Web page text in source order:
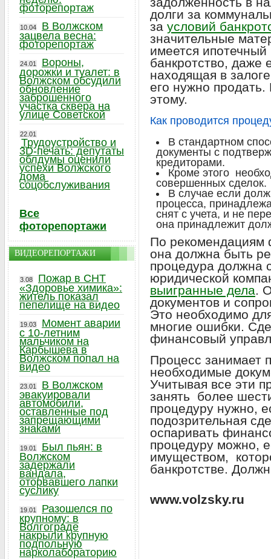
долги за
за условий
значительные
имеется
банкротство, даже
находящая в
его нужно
этому.
Как проводится
В стандартном
документы с
кредиторами.
Кроме этого
совершенных сделок.
В случае если
процесса,
снят с учета, и не
она принадлежит
По рекомендациям
она должна быть
процедура должна
юридической
выигранные дела.
документов и
Это необходимо
многие ошибки.
финансовый
Процесс занимает
необходимые
Учитывая все эти
занять более
процедуру нужно,
подозрительная
оспаривать
процедуру можно,
имуществом,
банкротстве.
www.volzsky.ru
фоторепортаж
10.04
В Волжском
зацвела весна:
фоторепортаж
24.01
Вороны,
дорожки и туалет: в
Волжском обсудили
обновление
заброшенного
участка сквера на
улице Советской
22.01
Трудоустройство и
3D-печать: депутаты
облдумы оценили
успехи Волжского
дома
соцобслуживания
Все
фоторепортажи
ВИДЕОРЕПОРТАЖИ
3.08
Пожар в СНТ
«Здоровье химика»:
житель показал
пепелище на видео
19.03
Момент аварии
с 10-летним
мальчиком на
Карбышева в
Волжском попал на
видео
23.01
В Волжском
эвакуировали
автомобили,
оставленные под
запрещающими
знаками
19.01
Был пьян: в
Волжском
задержали
вандала,
оторвавшего лапки
суслику
19.01
Разошелся по
крупному: в
Волгограде
накрыли крупную
подпольную
нарколабораторию